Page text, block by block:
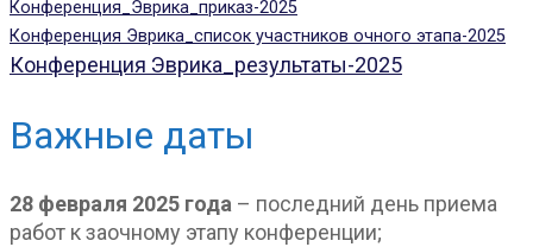
Конференция_Эврика_приказ-2025
Конференция Эврика_список участников очного этапа-2025
Конференция Эврика_результаты-2025
Важные даты
28 февраля 2025 года – последний день приема
работ к заочному этапу конференции;